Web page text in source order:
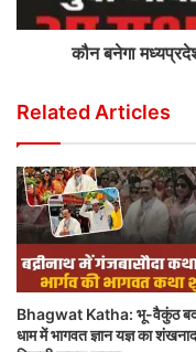
कौन बनेगा
Related Articles
Bhagwat Katha: भू-वैकुंठ
धाम में भागवत ज्ञान यज्ञ का